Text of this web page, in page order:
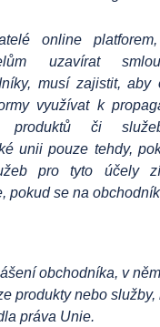
online
uzavírat
musí zajistit, aby
využívat k
produktů či
unii pouze tehdy,
pro tyto účely
pokud se na
obchodníka, v
produkty nebo
práva Unie.